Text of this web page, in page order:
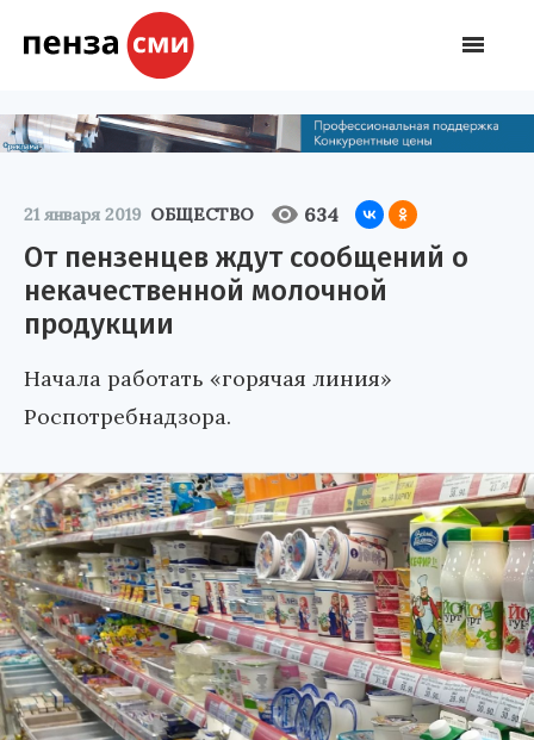
21 января 2019 ОБЩЕСТВО 634
От пензенцев ждут сообщений о
некачественной молочной
продукции
Начала работать «горячая линия»
Роспотребнадзора.